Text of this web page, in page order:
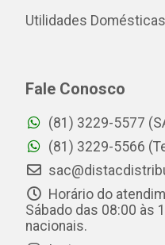
Utilidades Domésticas
Fale Conosco
(81) 3229-5577
(81) 3229-5566
Horário do
Sábado das 08:00 às
nacionais.